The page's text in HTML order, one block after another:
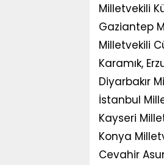
Milletvekili
Gaziantep
Milletvekili
Karamık,
Diyarbakır
İstanbul
Kayseri
Konya
Cevahir